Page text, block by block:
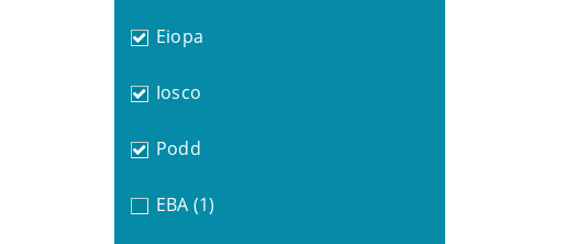
Eiopa
Iosco
Podd
EBA (1)